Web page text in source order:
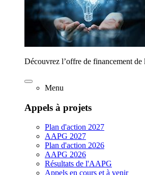
Découvrez l’offre de financement de
Menu
Appels à projets
Plan d'action 2027
AAPG 2027
Plan d'action 2026
AAPG 2026
Résultats de l'AAPG
Appels en cours et à venir